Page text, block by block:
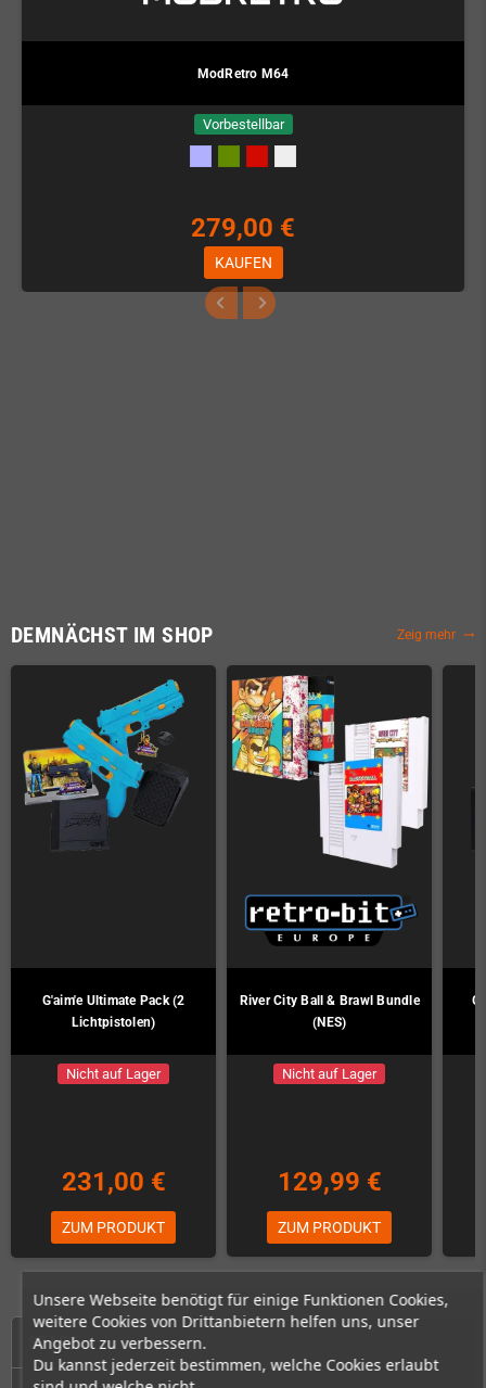
Unsere Webseite benötigt für einige Funktionen Cookies,
weitere Cookies von Drittanbietern helfen uns, unser
Angebot zu verbessern.
Du kannst jederzeit bestimmen, welche Cookies erlaubt
START
ModRetro M64
Vorbestellbar
279,00 €
KAUFEN
DEMNÄCHST IM SHOP Zeig mehr trending_flat
G'aim'e Ultimate Pack (2
Lichtpistolen)
Nicht auf Lager
231,00 €
ZUM PRODUKT
River City Ball & Brawl Bundle
(NES)
Nicht auf Lager
129,99 €
ZUM PRODUKT